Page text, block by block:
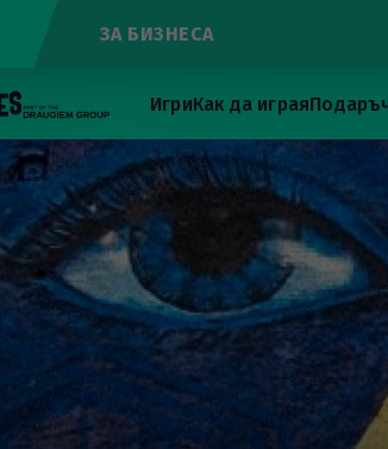
ЗА БИЗНЕСА
ИгриКак да играя